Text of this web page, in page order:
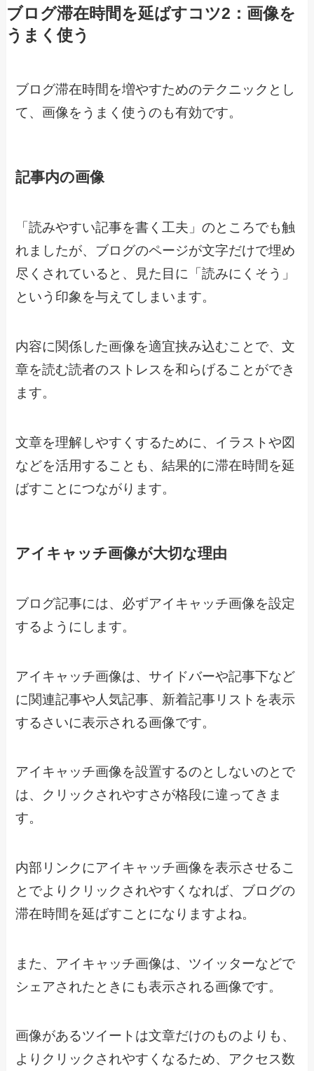
ブログ滞在時間を延ばすコツ2：画像を
うまく使う
ブログ滞在時間を増やすためのテクニックとし
て、画像をうまく使うのも有効です。
記事内の画像
「読みやすい記事を書く工夫」のところでも触
れましたが、ブログのページが文字だけで埋め
尽くされていると、見た目に「読みにくそう」
という印象を与えてしまいます。
内容に関係した画像を適宜挟み込むことで、文
章を読む読者のストレスを和らげることができ
ます。
文章を理解しやすくするために、イラストや図
などを活用することも、結果的に滞在時間を延
ばすことにつながります。
アイキャッチ画像が大切な理由
ブログ記事には、必ずアイキャッチ画像を設定
するようにします。
アイキャッチ画像は、サイドバーや記事下など
に関連記事や人気記事、新着記事リストを表示
するさいに表示される画像です。
アイキャッチ画像を設置するのとしないのとで
は、クリックされやすさが格段に違ってきま
す。
内部リンクにアイキャッチ画像を表示させるこ
とでよりクリックされやすくなれば、ブログの
滞在時間を延ばすことになりますよね。
また、アイキャッチ画像は、ツイッターなどで
シェアされたときにも表示される画像です。
画像があるツイートは文章だけのものよりも、
よりクリックされやすくなるため、アクセス数